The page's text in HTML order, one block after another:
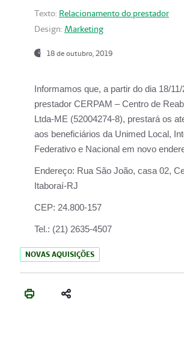
Texto: Relacionamento do prestador
Design: Marketing
18 de outubro, 2019
Informamos que, a partir do dia 18/
prestador CERPAM – Centro de
Ltda-ME (52004274-8), prestará os
aos beneficiários da Unimed Local,
Federativo e Nacional em novo
Endereço: Rua São João, casa 02,
Itaboraí-RJ
CEP: 24.800-157
Tel.: (21) 2635-4507
NOVAS AQUISIÇÕES